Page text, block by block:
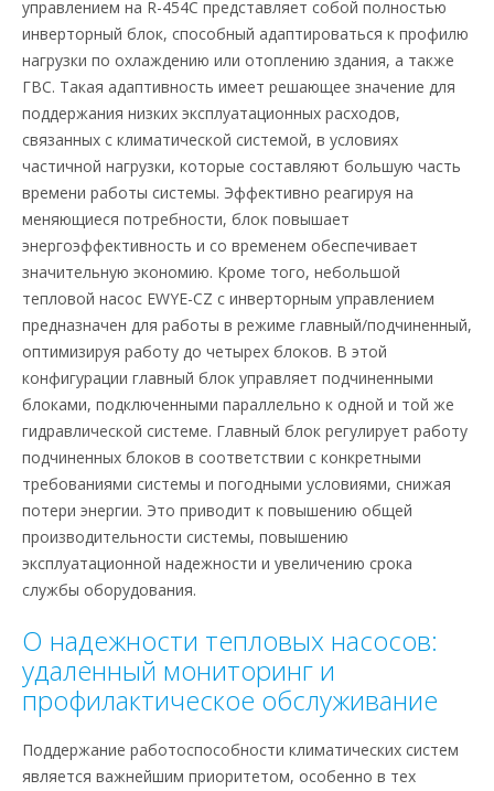
управлением на R-454C представляет собой полностью
инверторный блок, способный адаптироваться к профилю
нагрузки по охлаждению или отоплению здания, а также
ГВС. Такая адаптивность имеет решающее значение для
поддержания низких эксплуатационных расходов,
связанных с климатической системой, в условиях
частичной нагрузки, которые составляют большую часть
времени работы системы. Эффективно реагируя на
меняющиеся потребности, блок повышает
энергоэффективность и со временем обеспечивает
значительную экономию. Кроме того, небольшой
тепловой насос EWYE-CZ с инверторным управлением
предназначен для работы в режиме главный/подчиненный,
оптимизируя работу до четырех блоков. В этой
конфигурации главный блок управляет подчиненными
блоками, подключенными параллельно к одной и той же
гидравлической системе. Главный блок регулирует работу
подчиненных блоков в соответствии с конкретными
требованиями системы и погодными условиями, снижая
потери энергии. Это приводит к повышению общей
производительности системы, повышению
эксплуатационной надежности и увеличению срока
службы оборудования.
О надежности тепловых насосов:
удаленный мониторинг и
профилактическое обслуживание
Поддержание работоспособности климатических систем
является важнейшим приоритетом, особенно в тех